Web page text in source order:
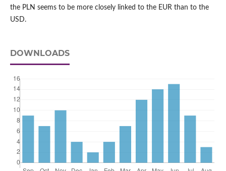
the PLN seems to be more closely linked to the EUR than to the
USD.
DOWNLOADS